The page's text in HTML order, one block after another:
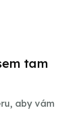
tam
aby vám